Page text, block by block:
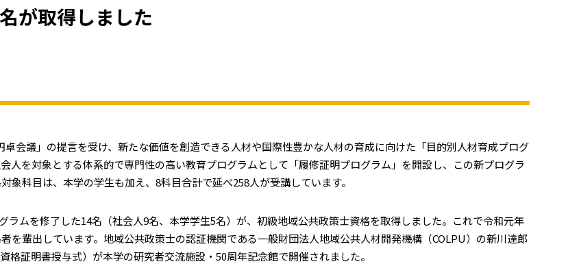
が取得しました
会議」の提言を受け、新たな価値を創造できる人材や国際性豊かな人材の育成に向けた「目的別人材育成プログ
人を対象とする体系的で専門性の高い教育プログラムとして「履修証明プログラム」を開設し、この新プログラ
科目は、本学の学生も加え、8科目合計で延べ258人が受講しています。
ムを修了した14名（社会人9名、本学学生5名）が、初級地域公共政策士資格を取得しました。これで令和元年
を輩出しています。地域公共政策士の認証機関である一般財団法人地域公共人材開発機構（COLPU）の新川達郎
証明書授与式）が本学の研究者交流施設・50周年記念館で開催されました。